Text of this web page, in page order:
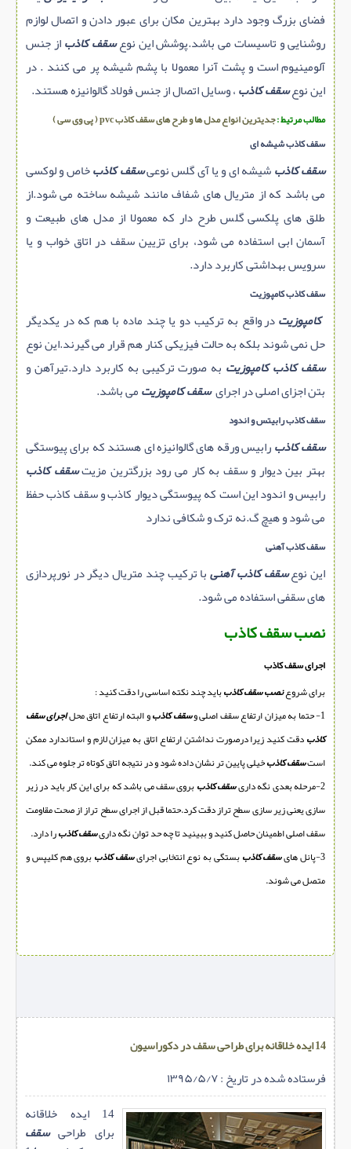
فضای بزرگ وجود دارد بهترین مکان برای عبور دادن و اتصال لوازم
روشنایی و تاسیسات می باشد.پوشش این نوعسقف کاذباز جنس
آلومینیوم است و پشت آنرا معمولا با پشم شیشه پر می کنند . در
این نوعسقف کاذب، وسایل اتصال از جنس فولاد گالوانیزه هستند.
مطالب مرتیط :جدیترین انواع مدل ها و طرح های سقف کاذب pvc ( پی وی سی )
سقف کاذب شيشه ای
سقف کاذبشیشه ای و یا آی گلس نوعیسقف کاذبخاص و لوکسی
می باشد که از متریال های شفاف مانند شیشه ساخته می شود.از
طلق های پلکسی گلس طرح دار که معمولا از مدل های طبیعت و
آسمان ابی استفاده می شود، برای تزیین سقف در اتاق خواب و یا
سرویس بهداشتی کاربرد دارد.
سقف کاذب کامپوزيت
کامپوزیتدر واقع به ترکیب دو یا چند ماده با هم که در یکدیگر
حل نمی شوند بلکه به حالت فیزیکی کنار هم قرار می گیرند.این نوع
سقف کاذب کامپوزیت به صورت ترکیبی به کاربرد دارد.تیرآهن و
بتن اجزای اصلی در اجرایسقف کامپوزیتمی باشد.
سقف کاذب رابیتس و اندود
سقف کاذبرابیس ورقه های گالوانیزه ای هستند که برای پیوستگی
بهتر بین دیوار و سقف به کار می رود بزرگترین مزیتسقف کاذب
رابیس و اندود این است که پیوستگی دیوار کاذب و سقف کاذب حفظ
می شود و هیچ گ.نه ترک و شکافی ندارد
سقف کاذب آهنی
این نوعسقف کاذب آهنیبا ترکیب چند متریال دیگر در نورپردازی
های سقفی استفاده می شود.
نصب سقف کاذب
اجرای سقف کاذب
برای شروعنصب سقف کاذبباید چند نکته اساسی را دقت کنید :
1- حتما به میزان ارتفاع سقف اصلی و
سقف کاذبو البته ارتفاع اتاق محلاجرای سقف
کاذبدقت کنید زیرا درصورت نداشتن ارتفاع اتاق به میزان لازم و استاندارد ممکن
استسقف کاذبخیلی پایین تر نشان داده شود و در نتیجه اتاق کوتاه تر جلوه می کند.
2-مرحله بعدی نگه داری
سقف کاذببروی سقف می باشد که برای این کار باید در زیر
سازی یعنی زیر سازی سطح تراز دقت کرد.حتما قبل از اجرای سطح تراز از صحت مقاومت
سقف اصلی اطمینان حاصل کنید و ببینید تا چه حد توان نگه داریسقف کاذبرا دارد.
3-پانل های
سقف کاذببستگی به نوع انتخابی اجرایسقف کاذببروی هم کلیپس و
متصل می شوند.
14 ایده خلاقانه برای طراحی سقف در دکوراسیون
فرستاده شده در تاریخ : ۱۳۹۵/۵/۷
14 ایده خلاقانه
برای طراحیسقف